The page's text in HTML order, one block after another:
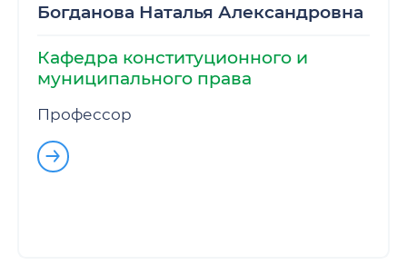
Богданова Наталья Александровна
Кафедра конституционного и
муниципального права
Профессор